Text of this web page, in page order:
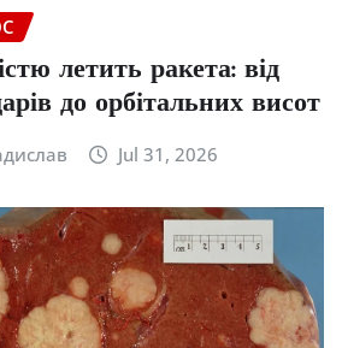
летить ракета: від
до орбітальних висот
Jul 31, 2026